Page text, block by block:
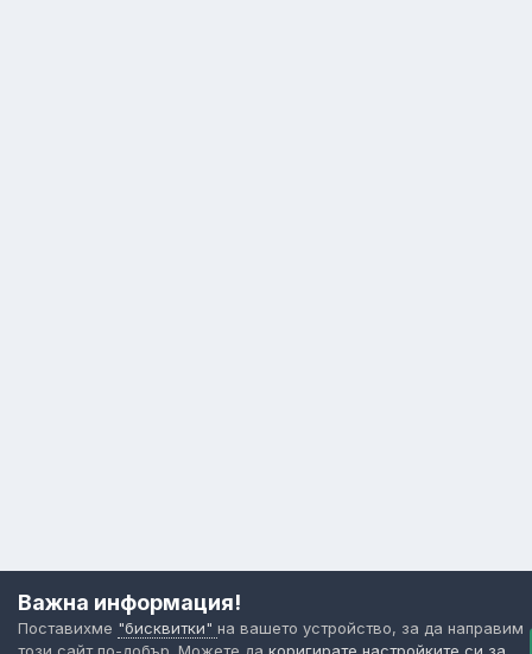
Важна информация!
Поставихме "бисквитки" на вашето устройство, за да направим